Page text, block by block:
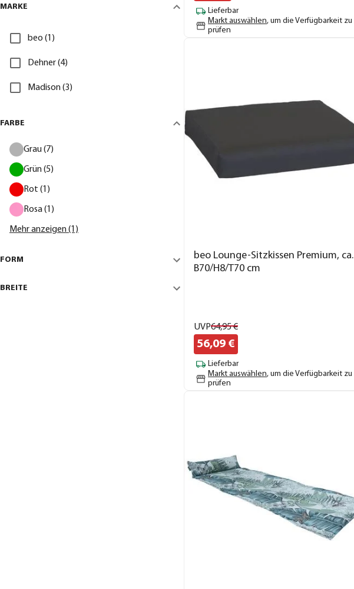
MARKE
beo (1)
Dehner (4)
Madison (3)
FARBE
Grau (7)
Grün (5)
Rot (1)
Rosa (1)
Mehr anzeigen (1)
FORM
BREITE
Lieferbar
Markt auswählen, um die Verfügbarkeit zu
prüfen
beo Lounge-Sitzkissen Premium, ca.
B70/H8/T70 cm
UVP64,95€
56,09 €
Lieferbar
Markt auswählen, um die Verfügbarkeit zu
prüfen